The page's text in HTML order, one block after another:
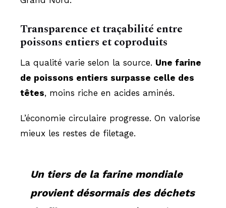
Transparence ettraçabilité entre
poissons entiers et coproduits
La qualité varie selon la source. Une farine
de poissons entiers surpasse celle des
têtes, moins riche en acides aminés.
L’économie circulaire progresse. On valorise
mieux les restes de filetage.
Un tiers de la farine mondiale
provient désormais des déchets